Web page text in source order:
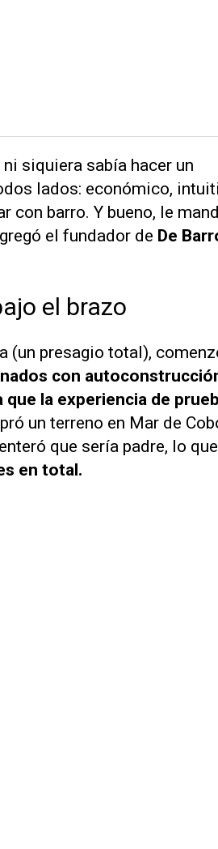
siquiera sabía hacer un
lados: económico,
barro. Y bueno, le
el fundador de De
el brazo
(un presagio total),
con
la experiencia de
un terreno en Mar de
que sería padre, lo que
en total.